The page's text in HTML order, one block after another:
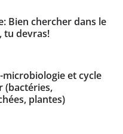
Bien chercher dans le
tu devras!
microbiologie et cycle
(bactéries,
plantes)